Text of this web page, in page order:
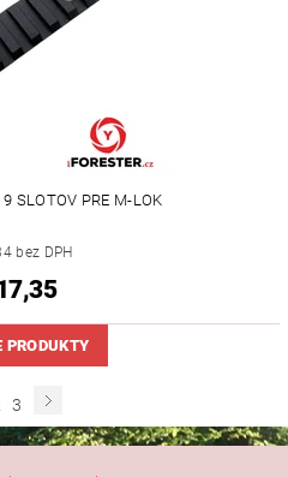
SLOTOV PRE M-LOK
bez DPH
PRODUKTY
3